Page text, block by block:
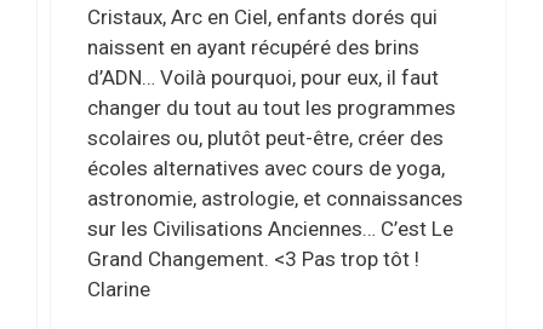
Cristaux, Arc en Ciel, enfants dorés qui
naissent en ayant récupéré des brins
d’ADN… Voilà pourquoi, pour eux, il faut
changer du tout au tout les programmes
scolaires ou, plutôt peut-être, créer des
écoles alternatives avec cours de yoga,
astronomie, astrologie, et connaissances
sur les Civilisations Anciennes… C’est Le
Grand Changement. <3 Pas trop tôt !
Clarine